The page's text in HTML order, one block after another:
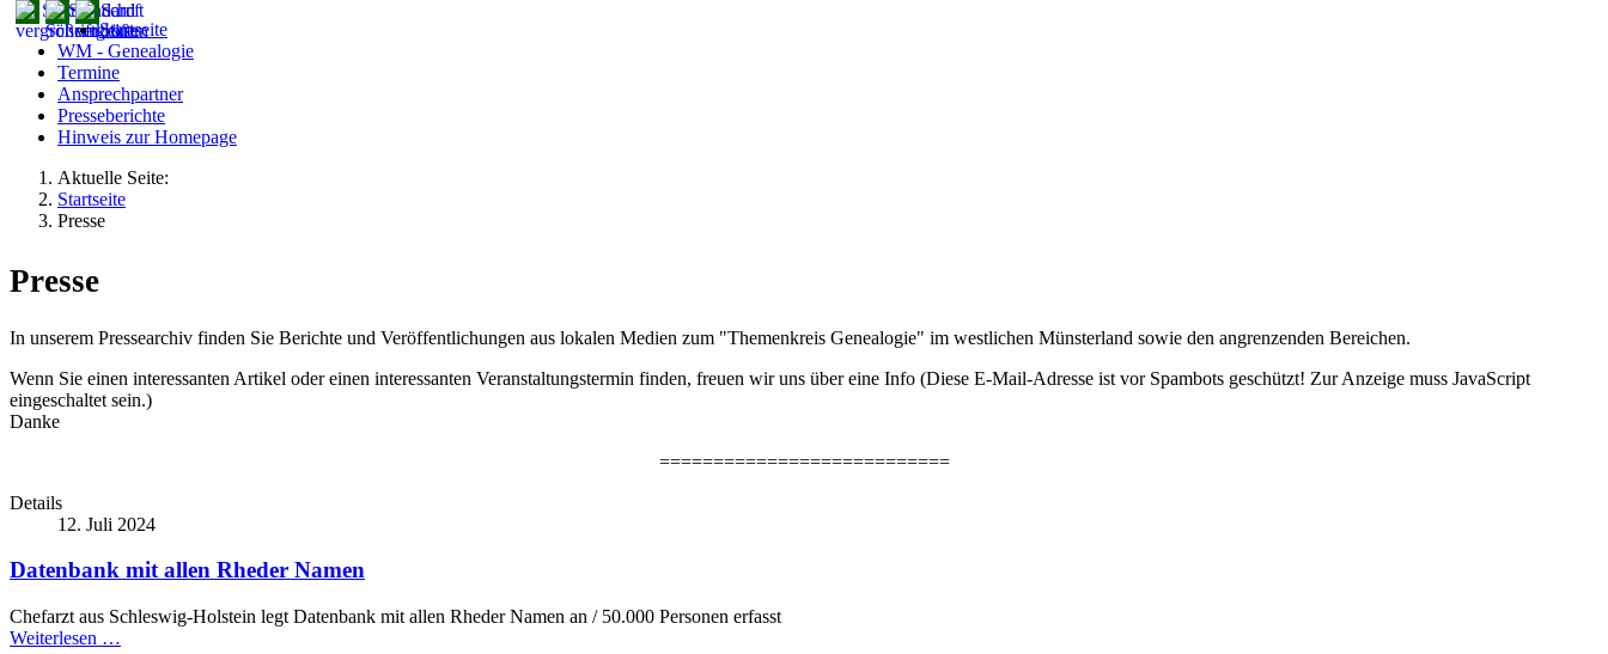
Startseite
WM - Genealogie
Termine
Ansprechpartner
Presseberichte
Hinweis zur Homepage
Aktuelle Seite:
Startseite
Presse
Presse
In unserem Pressearchiv finden Sie Berichte und Veröffentlichungen aus lokalen Medien zum "Themenkreis Genealogie" im westlichen Münsterland sowie den angrenzenden Bereichen.
Wenn Sie einen interessanten Artikel oder einen interessanten Veranstaltungstermin finden, freuen wir uns über eine Info (Diese E-Mail-Adresse ist vor Spambots geschützt! Zur Anzeige muss JavaScript
eingeschaltet sein.)
Danke
===========================
Details
12. Juli 2024
Datenbank mit allen Rheder Namen
Chefarzt aus Schleswig-Holstein legt Datenbank mit allen Rheder Namen an / 50.000 Personen erfasst
Weiterlesen …